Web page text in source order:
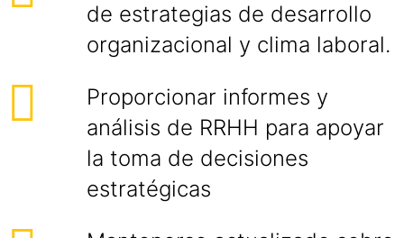
de estrategias de desarrollo
organizacional y clima laboral.
Proporcionar informes y
análisis de RRHH para apoyar
la toma de decisiones
estratégicas